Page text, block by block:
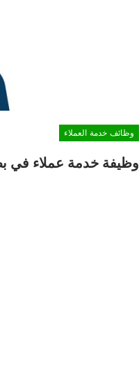
وظائف خدمة العملاء
وظيفة خدمة عملاء في